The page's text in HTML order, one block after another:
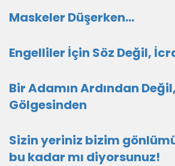
Maskeler Düşerken…
Engelliler İçin Söz Değil,
Bir Adamın Ardından
Gölgesinden
Sizin yeriniz bizim
bu kadar mı diyorsunuz!